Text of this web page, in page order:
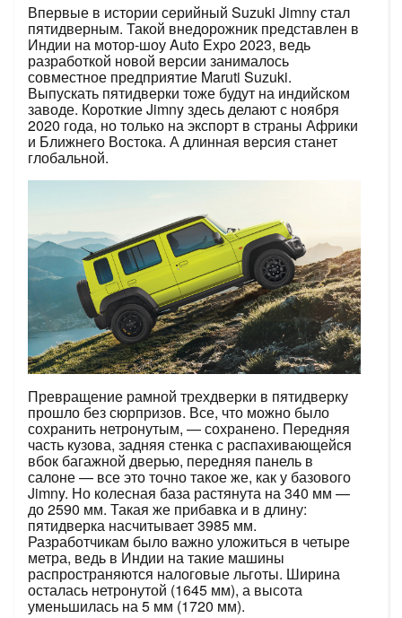
Впервые в истории серийный Suzuki Jimny стал
пятидверным. Такой внедорожник представлен в
Индии на мотор-шоу Auto Expo 2023, ведь
разработкой новой версии занималось
совместное предприятие Maruti Suzuki.
Выпускать пятидверки тоже будут на индийском
заводе. Короткие Jimny здесь делают с ноября
2020 года, но только на экспорт в страны Африки
и Ближнего Востока. А длинная версия станет
глобальной.
Превращение рамной трехдверки в пятидверку
прошло без сюрпризов. Все, что можно было
сохранить нетронутым, — сохранено. Передняя
часть кузова, задняя стенка с распахивающейся
вбок багажной дверью, передняя панель в
салоне — все это точно такое же, как у базового
Jimny. Но колесная база растянута на 340 мм —
до 2590 мм. Такая же прибавка и в длину:
пятидверка насчитывает 3985 мм.
Разработчикам было важно уложиться в четыре
метра, ведь в Индии на такие машины
распространяются налоговые льготы. Ширина
осталась нетронутой (1645 мм), а высота
уменьшилась на 5 мм (1720 мм).